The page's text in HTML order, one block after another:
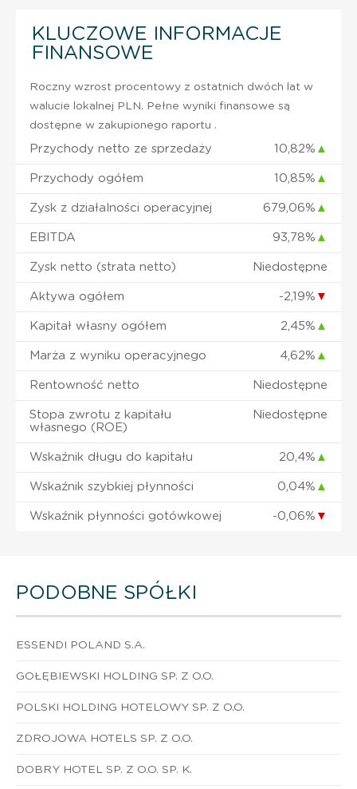
KLUCZOWE INFORMACJE
FINANSOWE
Roczny wzrost procentowy z ostatnich dwóch lat w
walucie lokalnej PLN. Pełne wyniki finansowe są
dostępne w zakupionego raportu .
Przychody netto ze sprzedaży 10,82% ▲
Przychody ogółem 10,85% ▲
Zysk z działalności operacyjnej 679,06% ▲
EBITDA 93,78% ▲
Zysk netto (strata netto) Niedostępne
Aktywa ogółem -2,19% ▼
Kapitał własny ogółem 2,45% ▲
Marża z wyniku operacyjnego 4,62% ▲
Rentowność netto Niedostępne
Stopa zwrotu z kapitału
własnego (ROE)
Niedostępne
Wskaźnik długu do kapitału 20,4% ▲
Wskaźnik szybkiej płynności 0,04% ▲
Wskaźnik płynności gotówkowej -0,06% ▼
PODOBNE SPÓŁKI
ESSENDI POLAND S.A.
GOŁĘBIEWSKI HOLDING SP. Z O.O.
POLSKI HOLDING HOTELOWY SP. Z O.O.
ZDROJOWA HOTELS SP. Z O.O.
DOBRY HOTEL SP. Z O.O. SP. K.